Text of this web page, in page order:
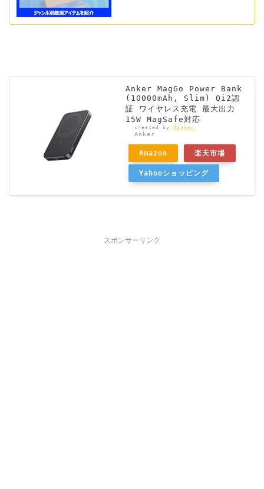
Anker MagGo Power Bank
(10000mAh, Slim) Qi2認
証 ワイヤレス充電 最大出力
15W MagSafe対応
created by Rinker
Anker
Amazon 楽天市場
Yahooショッピング
スポンサーリンク